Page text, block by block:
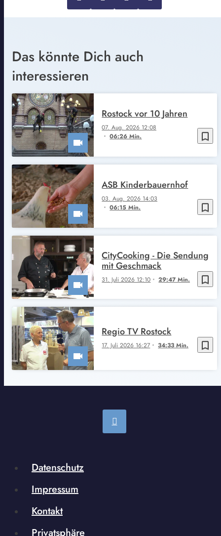
Das könnte Dich auch
interessieren
bookmark_border
07. Aug. 2026 12:08
06:26 Min.
Rostock vor 10 Jahren
bookmark_border
03. Aug. 2026 14:03
06:15 Min.
ASB Kinderbauernhof
bookmark_border
31. Juli 2026 12:10 29:47 Min.
CityCooking - Die Sendung
mit Geschmack
bookmark_border
17. Juli 2026 16:27 34:33 Min.
Regio TV Rostock
Datenschutz
Impressum
Kontakt
Privatsphäre